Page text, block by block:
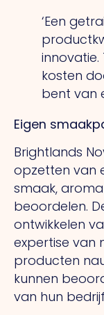
‘Een
innovatie.
kosten
bent van
Eigen
Brightlands
opzetten van
smaak,
beoordelen.
ontwikkelen
expertise van
producten
kunnen
van hun